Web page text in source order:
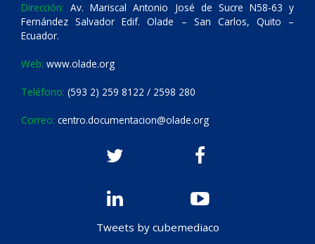
Dirección: Av. Mariscal Antonio José de Sucre N58-63 y
Fernández Salvador Edif. Olade – San Carlos, Quito –
Ecuador.
Web: www.olade.org
Teléfono: (593 2) 259 8122 / 2598 280
Correo: centro.documentacion@olade.org
Tweets by cubemediaco